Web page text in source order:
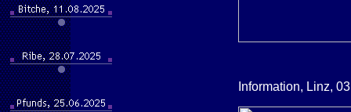
Information, Linz,